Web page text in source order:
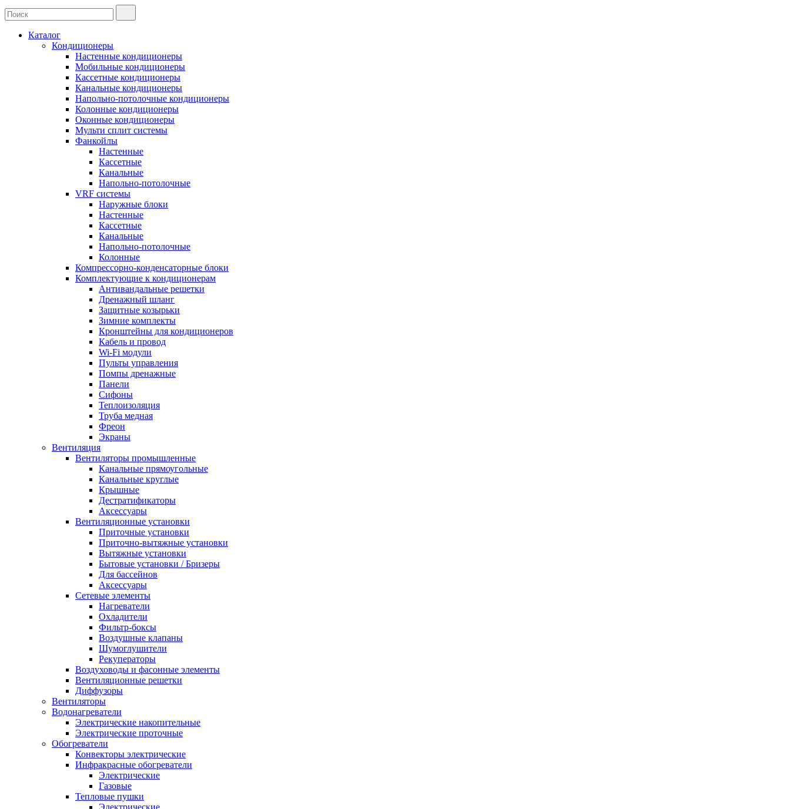
Каталог
Кондиционеры
Настенные кондиционеры
Мобильные кондиционеры
Кассетные кондиционеры
Канальные кондиционеры
Напольно-потолочные кондиционеры
Колонные кондиционеры
Оконные кондиционеры
Мульти сплит системы
Фанкойлы
Настенные
Кассетные
Канальные
Напольно-потолочные
VRF системы
Наружные блоки
Настенные
Кассетные
Канальные
Напольно-потолочные
Колонные
Компрессорно-конденсаторные блоки
Комплектующие к кондиционерам
Антивандальные решетки
Дренажный шланг
Защитные козырьки
Зимние комплекты
Кронштейны для кондиционеров
Кабель и провод
Wi-Fi модули
Пульты управления
Помпы дренажные
Панели
Сифоны
Теплоизоляция
Труба медная
Фреон
Экраны
Вентиляция
Вентиляторы промышленные
Канальные прямоугольные
Канальные круглые
Крышные
Дестратификаторы
Аксессуары
Вентиляционные установки
Приточные установки
Приточно-вытяжные установки
Вытяжные установки
Бытовые установки / Бризеры
Для бассейнов
Аксессуары
Сетевые элементы
Нагреватели
Охладители
Фильтр-боксы
Воздушные клапаны
Шумоглушители
Рекуператоры
Воздуховоды и фасонные элементы
Вентиляционные решетки
Диффузоры
Вентиляторы
Водонагреватели
Электрические накопительные
Электрические проточные
Обогреватели
Конвекторы электрические
Инфракрасные обогреватели
Электрические
Газовые
Тепловые пушки
Электрические